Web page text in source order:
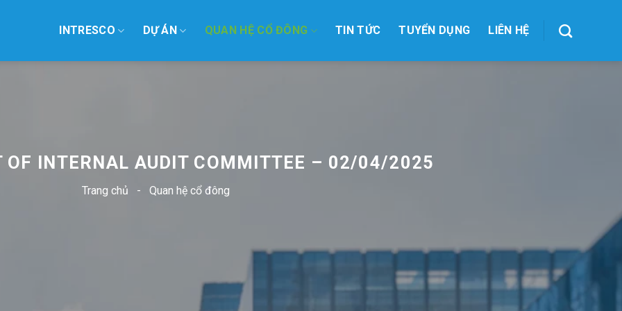
INTRESCO DỰ ÁN QUAN HỆ CỔ ĐÔNG TIN TỨC TUYỂN DỤNG LIÊN HỆ
OF INTERNAL AUDIT COMMITTEE – 02/04/2025
Trang chủ - Quan hệ cổ đông